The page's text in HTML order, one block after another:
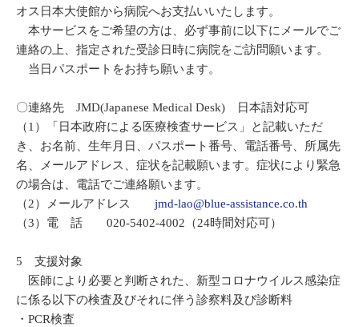
オス日本大使館から病院へお支払いいたします。
本サービスをご希望の方は、必ず事前に以下にメールでご
連絡の上、指定された受診日時に病院をご訪問願います。
当日パスポートをお持ち願います。
〇連絡先 JMD(Japanese Medical Desk) 日本語対応可
（1）「日本政府による医療検査サービス」と記載いただ
き、お名前、生年月日、パスポート番号、電話番号、所属先
名、メールアドレス、症状を記載願います。症状により緊急
の場合は、電話でご連絡願います。
（2）メールアドレス jmd-lao@blue-assistance.co.th
（3）電 話 020-5402-4002（24時間対応可）
5 支援対象
医師により必要と判断された、新型コロナウイルス感染症
に係る以下の検査及びそれに伴う診察料及び診断料
・PCR検査